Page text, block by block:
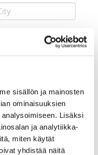
sisällön ja mainosten
ominaisuuksien
Lisäksi
ja analytiikka-
miten käytät
yhdistää näitä